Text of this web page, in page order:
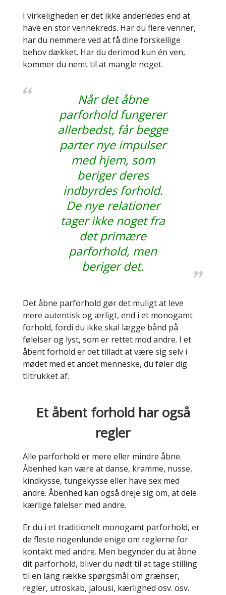
I virkeligheden er det ikke anderledes end at
have en stor vennekreds. Har du flere venner,
har du nemmere ved at få dine forskellige
behov dækket. Har du derimod kun én ven,
kommer du nemt til at mangle noget.
Når det åbne
parforhold fungerer
allerbedst, får begge
parter nye impulser
med hjem, som
beriger deres
indbyrdes forhold.
De nye relationer
tager ikke noget fra
det primære
parforhold, men
beriger det.
Det åbne parforhold gør det muligt at leve
mere autentisk og ærligt, end i et monogamt
forhold, fordi du ikke skal lægge bånd på
følelser og lyst, som er rettet mod andre. I et
åbent forhold er det tilladt at være sig selv i
mødet med et andet menneske, du føler dig
tiltrukket af.
Et åbent forhold har også
regler
Alle parforhold er mere eller mindre åbne.
Åbenhed kan være at danse, kramme, nusse,
kindkysse, tungekysse eller have sex med
andre. Åbenhed kan også dreje sig om, at dele
kærlige følelser med andre.
Er du i et traditionelt monogamt parforhold, er
de fleste nogenlunde enige om reglerne for
kontakt med andre. Men begynder du at åbne
dit parforhold, bliver du nødt til at tage stilling
til en lang række spørgsmål om grænser,
regler, utroskab, jalousi, kærlighed osv. osv.